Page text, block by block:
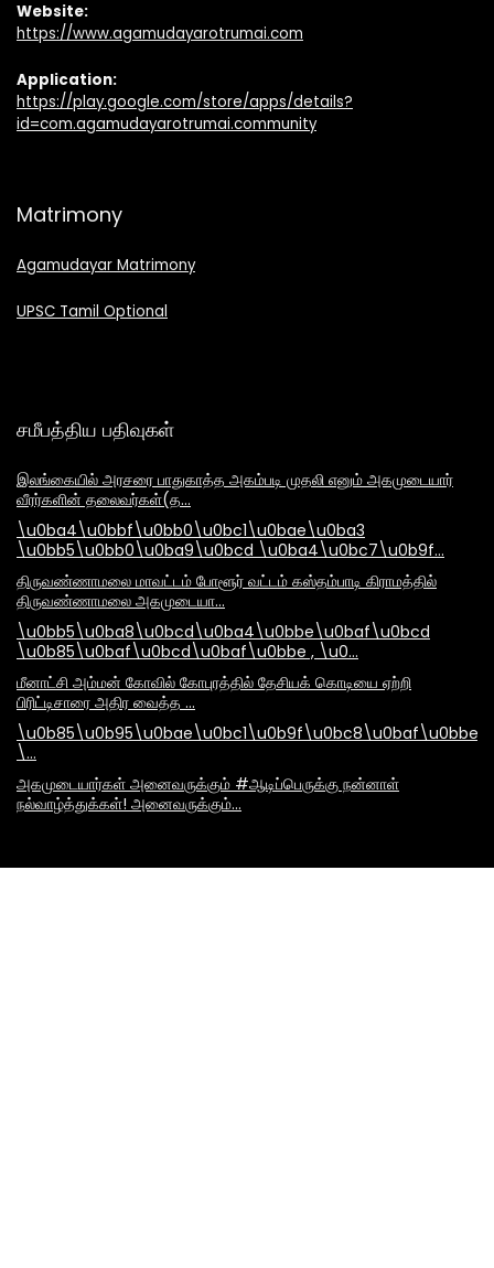
Website:
https://www.agamudayarotrumai.com
Application:
https://play.google.com/store/apps/details?
id=com.agamudayarotrumai.community
Matrimony
Agamudayar Matrimony
UPSC Tamil Optional
சமீபத்திய பதிவுகள்
இலங்கையில் அரசரை பாதுகாத்த அகம்படி முதலி எனும் அகமுடையார்
வீரர்களின் தலைவர்கள்(த…
\u0ba4\u0bbf\u0bb0\u0bc1\u0bae\u0ba3
\u0bb5\u0bb0\u0ba9\u0bcd \u0ba4\u0bc7\u0b9f…
திருவண்ணாமலை மாவட்டம் போளூர் வட்டம் கஸ்தம்பாடி கிராமத்தில்
திருவண்ணாமலை அகமுடையா…
\u0bb5\u0ba8\u0bcd\u0ba4\u0bbe\u0baf\u0bcd
\u0b85\u0baf\u0bcd\u0baf\u0bbe , \u0…
மீனாட்சி அம்மன் கோவில் கோபுரத்தில் தேசியக் கொடியை ஏற்றி
பிரிட்டிசாரை அதிர வைத்த …
\…
அகமுடையார்கள் அனைவருக்கும் #ஆடிப்பெருக்கு நன்னாள்
நல்வாழ்த்துக்கள்! அனைவருக்கும்…